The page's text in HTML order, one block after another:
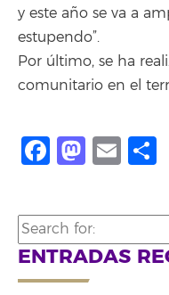
y este año se va a
estupendo”.
Por último, se ha
comunitario en el
Facebook
Search
for:
ENTRADAS